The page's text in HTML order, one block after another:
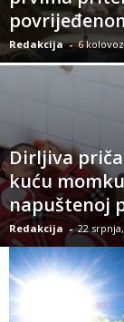
Redakcija - 6
Dirljiva priča
kuću
napuštenoj
Redakcija - 22